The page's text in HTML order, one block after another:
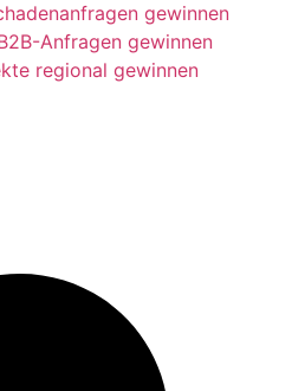
gewinnen
Anfragen gewinnen
regional gewinnen